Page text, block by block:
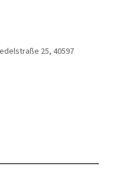
25, 40597